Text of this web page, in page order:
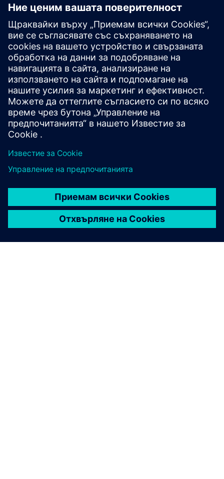
Паспорти за цифрово
оборудване
SEP консолидира доклади за инспекции, дневници за
поддръжка и сертификати в един цифров паспорт. Това
подобрява спазването на изискванията, поддържа
прогнозна поддръжка, намалява времето за престой и
осигурява безопасни и ефективни експлоатации на
химическите заводи.